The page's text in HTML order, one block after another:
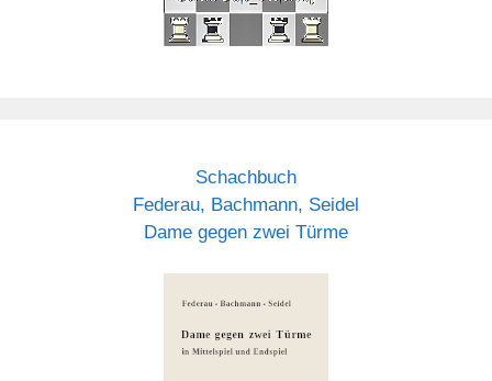
Schachbuch
Federau, Bachmann, Seidel
Dame gegen zwei Türme